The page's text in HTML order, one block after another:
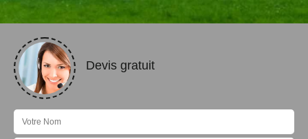
Devis gratuit